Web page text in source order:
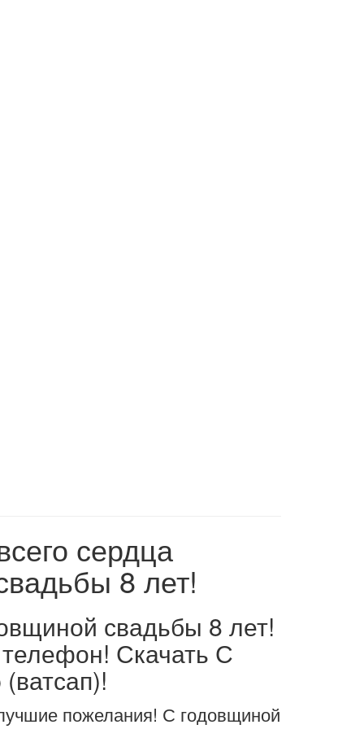
сердца
8 лет!
свадьбы 8 лет!
Скачать С
пожелания! С годовщиной